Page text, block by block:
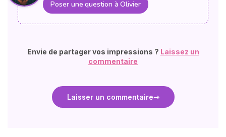
Poser une question à Olivier
Envie de partager vos impressions ? Laissez un
commentaire
Laisser un commentaire